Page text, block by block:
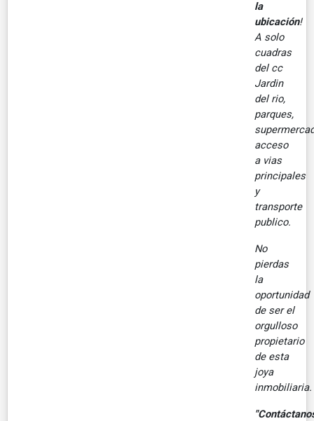
la
ubicación!
A solo
cuadras
del cc
Jardin
del rio,
parques,
acceso
a vias
principales
y
transporte
publico.
No
pierdas
la
oportunidad
de ser el
orgulloso
propietario
de esta
joya
inmobiliaria.